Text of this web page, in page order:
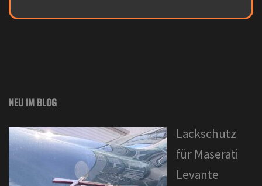
NEU IM BLOG
Lackschutz
für Maserati
Levante